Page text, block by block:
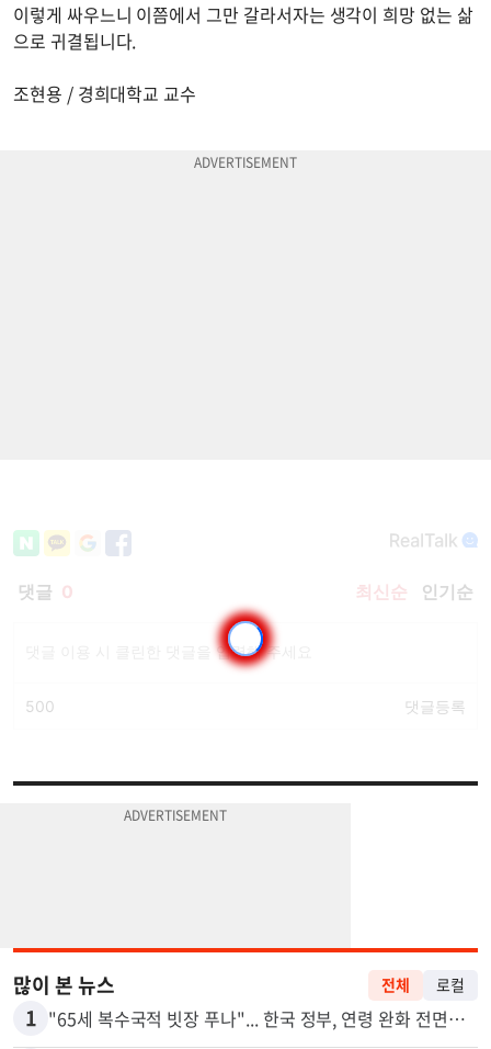
이렇게 싸우느니 이쯤에서 그만 갈라서자는 생각이 희망 없는 삶
으로 귀결됩니다.
조현용 / 경희대학교 교수
많이 본 뉴스 전체 로컬
1 "65세 복수국적 빗장 푸나"... 한국 정부, 연령 완화 전면 추진